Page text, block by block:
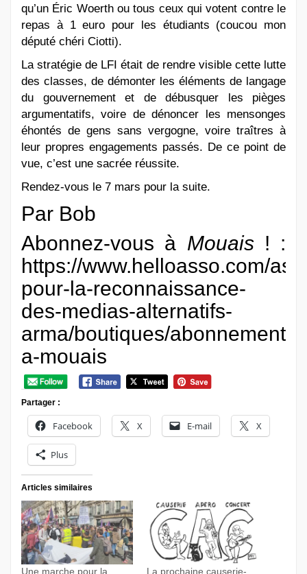
qu’un Éric Woerth ou tous ceux qui votent contre le
repas à 1 euro pour les étudiants (coucou mon
député chéri Ciotti).
La stratégie de LFI était de rendre visible cette lutte
des classes, de démonter les éléments de langage
du gouvernement et de débusquer les pièges
argumentatifs, voire de dénoncer les mensonges
éhontés de gens sans vergogne, voire traîtres à
leur propres engagements passés. De ce point de
vue, c’est une sacrée réussite.
Rendez-vous le 7 mars pour la suite.
Par Bob
Abonnez-vous à Mouais ! :
https://www.helloasso.com/
pour-la-reconnaissance-
des-medias-alternatifs-
arma/boutiques/abonnement-
a-mouais
Partager :
Facebook X E-mail X
Plus
Articles similaires
Une marche pour la La prochaine causerie-